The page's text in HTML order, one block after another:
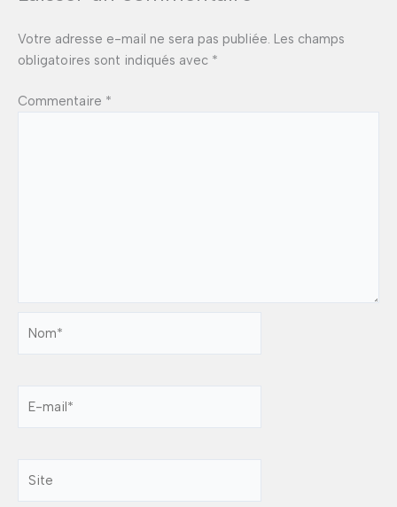
Votre adresse e-mail ne sera pas publiée. Les champs
obligatoires sont indiqués avec *
Commentaire *
mail*